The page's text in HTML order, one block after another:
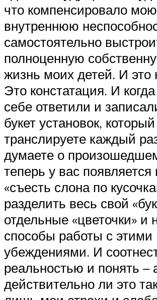
что компенсировало мою
внутреннюю
самостоятельно
полноценную
жизнь моих детей. И это
Это констатация. И
себе ответили и
букет установок,
транслируете каждый
думаете о
теперь у вас
«съесть слона по
разделить весь свой
отдельные «цветочки» и
способы работы с этими
убеждениями. И
реальностью и понять –
действительно ли это